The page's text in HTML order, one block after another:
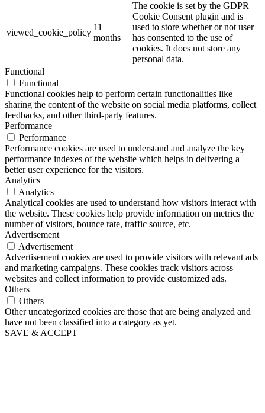
viewed_cookie_policy
11
months
The cookie is set by the GDPR
Cookie Consent plugin and is
used to store whether or not user
has consented to the use of
cookies. It does not store any
personal data.
Functional
Functional
Functional cookies help to perform certain functionalities like
sharing the content of the website on social media platforms, collect
feedbacks, and other third-party features.
Performance
Performance
Performance cookies are used to understand and analyze the key
performance indexes of the website which helps in delivering a
better user experience for the visitors.
Analytics
Analytics
Analytical cookies are used to understand how visitors interact with
the website. These cookies help provide information on metrics the
number of visitors, bounce rate, traffic source, etc.
Advertisement
Advertisement
Advertisement cookies are used to provide visitors with relevant ads
and marketing campaigns. These cookies track visitors across
websites and collect information to provide customized ads.
Others
Others
Other uncategorized cookies are those that are being analyzed and
have not been classified into a category as yet.
SAVE & ACCEPT